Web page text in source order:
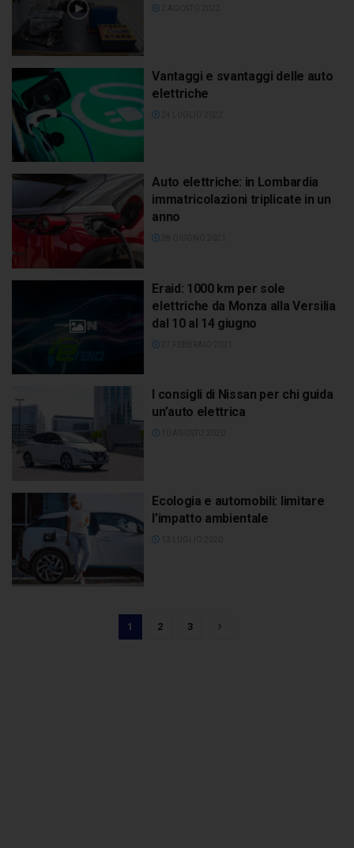
Vantaggi e svantaggi delle auto
elettriche
Auto elettriche: in Lombardia
immatricolazioni triplicate in un
anno
Eraid: 1000 km per sole
elettriche da Monza alla Versilia
dal 10 al 14 giugno
I consigli di Nissan per chi guida
un’auto elettrica
Ecologia e automobili: limitare
l’impatto ambientale
1 2 3